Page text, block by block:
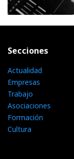
Secciones
Actualidad
Empresas
Trabajo
Asociaciones
Formación
Cultura